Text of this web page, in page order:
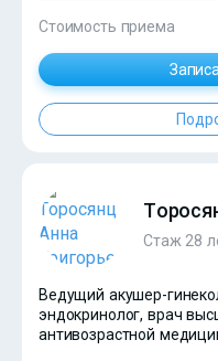
Стоимость приема
Стаж 28
Ведущий акушер-
эндокринолог, врач
антивозрастной